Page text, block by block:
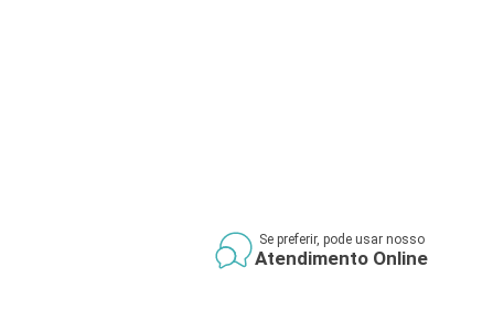
Se preferir, pode usar nosso
Atendimento Online